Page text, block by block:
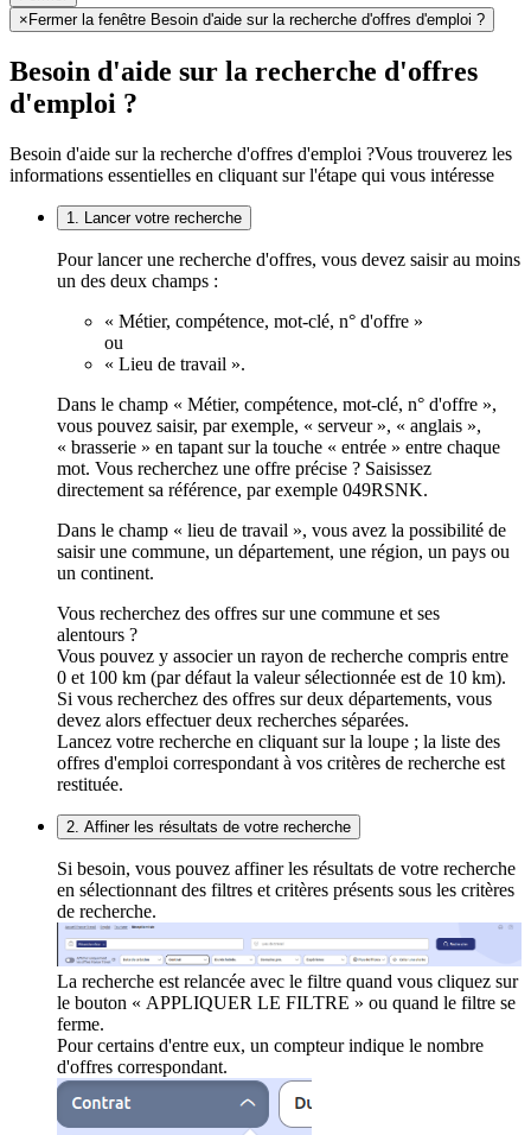
× Fermer la fenêtre Besoin d'aide sur la recherche d'offres d'emploi ?
Besoin d'aide sur la recherche d'offres
d'emploi ?
Besoin d'aide sur la recherche d'offres d'emploi ?Vous trouverez les
informations essentielles en cliquant sur l'étape qui vous intéresse
1. Lancer votre recherche
Pour lancer une recherche d'offres, vous devez saisir au moins
un des deux champs :
« Métier, compétence, mot-clé, n° d'offre »
ou
« Lieu de travail ».
Dans le champ « Métier, compétence, mot-clé, n° d'offre »,
vous pouvez saisir, par exemple, « serveur », « anglais »,
« brasserie » en tapant sur la touche « entrée » entre chaque
mot. Vous recherchez une offre précise ? Saisissez
directement sa référence, par exemple 049RSNK.
Dans le champ « lieu de travail », vous avez la possibilité de
saisir une commune, un département, une région, un pays ou
un continent.
Vous recherchez des offres sur une commune et ses
alentours ?
Vous pouvez y associer un rayon de recherche compris entre
0 et 100 km (par défaut la valeur sélectionnée est de 10 km).
Si vous recherchez des offres sur deux départements, vous
devez alors effectuer deux recherches séparées.
Lancez votre recherche en cliquant sur la loupe ; la liste des
offres d'emploi correspondant à vos critères de recherche est
restituée.
2. Affiner les résultats de votre recherche
Si besoin, vous pouvez affiner les résultats de votre recherche
en sélectionnant des filtres et critères présents sous les critères
de recherche.
La recherche est relancée avec le filtre quand vous cliquez sur
le bouton « APPLIQUER LE FILTRE » ou quand le filtre se
ferme.
Pour certains d'entre eux, un compteur indique le nombre
d'offres correspondant.